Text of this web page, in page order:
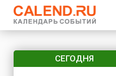
СЕГОДНЯ